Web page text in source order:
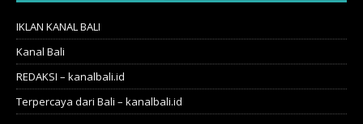
IKLAN KANAL BALI
Kanal Bali
REDAKSI – kanalbali.id
Terpercaya dari Bali – kanalbali.id